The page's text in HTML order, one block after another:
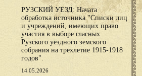
РУЗСКИЙ УЕЗД: Начата
обработка источника "Списки лиц
и учреждений, имеющих право
участия в выборе гласных
Рузского уездного земского
собрания на трехлетие 1915-1918
годов".
14.05.2026